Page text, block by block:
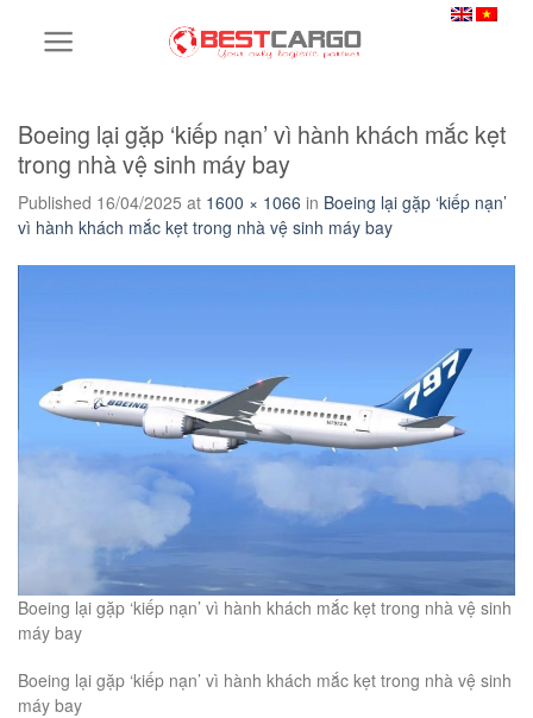
Boeing lại gặp ‘kiếp nạn’ vì hành khách mắc kẹt
trong nhà vệ sinh máy bay
Published 16/04/2025 at 1600 × 1066 in Boeing lại gặp ‘kiếp nạn’
vì hành khách mắc kẹt trong nhà vệ sinh máy bay
Boeing lại gặp ‘kiếp nạn’ vì hành khách mắc kẹt trong nhà vệ sinh
máy bay
Boeing lại gặp ‘kiếp nạn’ vì hành khách mắc kẹt trong nhà vệ sinh
máy bay